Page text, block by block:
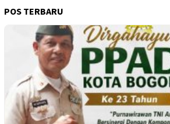
POS TERBARU